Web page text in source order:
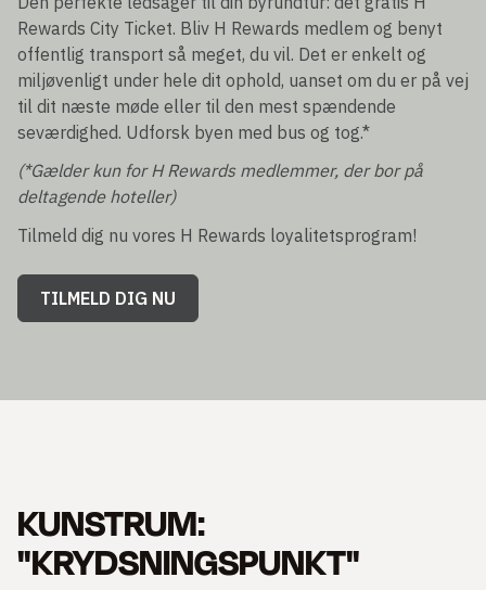
Rewards City Ticket. Bliv H Rewards medlem og benyt
offentlig transport så meget, du vil. Det er enkelt og
miljøvenligt under hele dit ophold, uanset om du er på vej
til dit næste møde eller til den mest spændende
seværdighed. Udforsk byen med bus og tog.*
(*Gælder kun for H Rewards medlemmer, der bor på
deltagende hoteller)
Tilmeld dig nu vores H Rewards loyalitetsprogram!
TILMELD DIG NU
KUNSTRUM:
"KRYDSNINGSPUNKT"